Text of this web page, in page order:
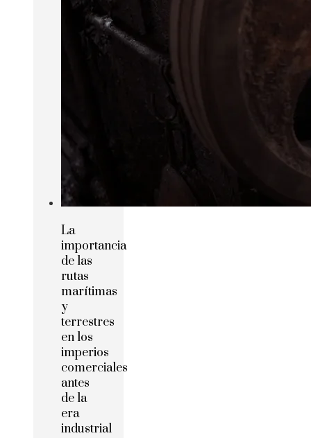
La
importancia
de las
rutas
marítimas
y
terrestres
en los
imperios
comerciales
antes
de la
era
industrial